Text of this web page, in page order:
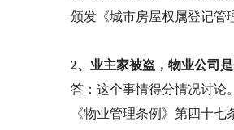
颁发《城市房屋权属登记管
2、业主家被盗，物业公司
答：这个事情得分情况讨论。
《物业管理条例》第四十七